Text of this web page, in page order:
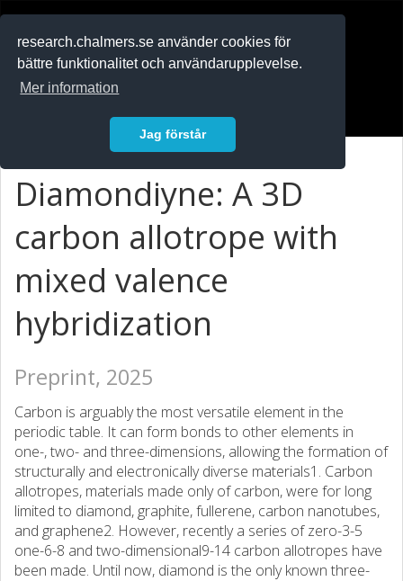
research.chalmers.se använder cookies för
bättre funktionalitet och användarupplevelse.
Mer information
Jag förstår
Diamondiyne: A 3D
carbon allotrope with
mixed valence
hybridization
Preprint, 2025
Carbon is arguably the most versatile element in the
periodic table. It can form bonds to other elements in
one-, two- and three-dimensions, allowing the formation of
structurally and electronically diverse materials1. Carbon
allotropes, materials made only of carbon, were for long
limited to diamond, graphite, fullerene, carbon nanotubes,
and graphene2. However, recently a series of zero-3-5
one-6-8 and two-dimensional9-14 carbon allotropes have
been made. Until now, diamond is the only known three-